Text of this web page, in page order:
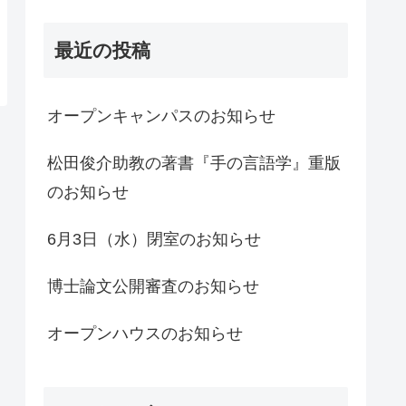
最近の投稿
オープンキャンパスのお知らせ
松田俊介助教の著書『手の言語学』重版
のお知らせ
6月3日（水）閉室のお知らせ
博士論文公開審査のお知らせ
オープンハウスのお知らせ